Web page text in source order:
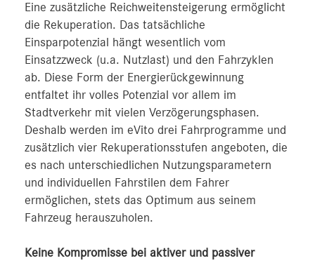
Eine zusätzliche Reichweitensteigerung ermöglicht
die Rekuperation. Das tatsächliche
Einsparpotenzial hängt wesentlich vom
Einsatzzweck (u.a. Nutzlast) und den Fahrzyklen
ab. Diese Form der Energierückgewinnung
entfaltet ihr volles Potenzial vor allem im
Stadtverkehr mit vielen Verzögerungsphasen.
Deshalb werden im eVito drei Fahrprogramme und
zusätzlich vier Rekuperationsstufen angeboten, die
es nach unterschiedlichen Nutzungsparametern
und individuellen Fahrstilen dem Fahrer
ermöglichen, stets das Optimum aus seinem
Fahrzeug herauszuholen.
Keine Kompromisse bei aktiver und passiver